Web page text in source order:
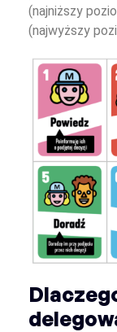
(najniższy
(najwyższy